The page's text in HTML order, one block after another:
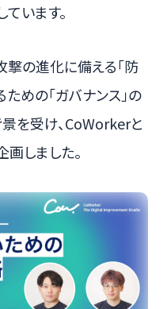
います。
撃の進化に備える「防
めの「ガバナンス」の
を受け、CoWorkerと
しました。